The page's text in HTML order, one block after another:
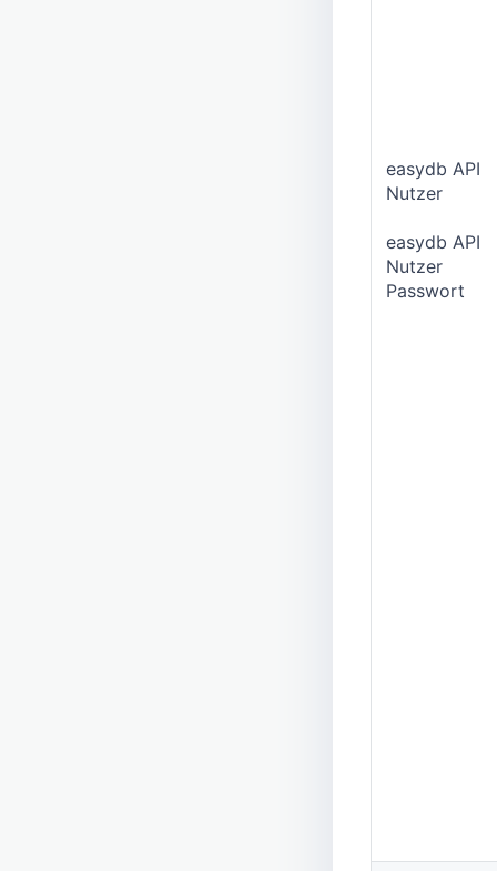
easydb API
Nutzer
easydb API
Nutzer
Passwort